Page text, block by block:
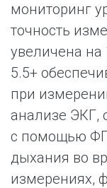
мониторинг
точность
увеличена на
5.5+
при
анализе ЭКГ,
с помощью
дыхания во
измерениях,